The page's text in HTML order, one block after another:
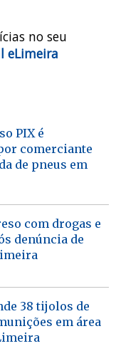
no seu
eLimeira
PIX é
comerciante
de pneus em
com drogas e
denúncia de
38 tijolos de
em área